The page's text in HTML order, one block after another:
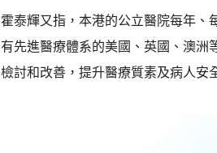
霍泰輝又指，本港的公立醫院每年、
有先進醫療體系的美國、英國、澳洲
檢討和改善，提升醫療質素及病人安